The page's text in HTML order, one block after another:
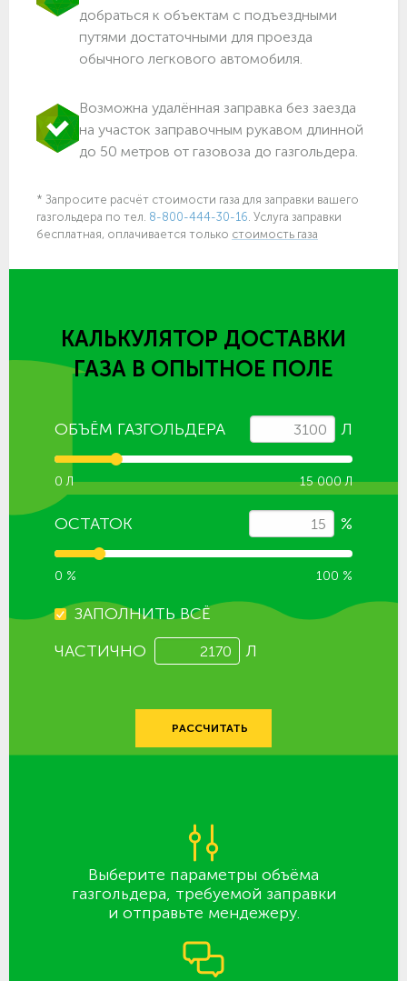
добраться к объектам c подъездными
путями достаточными для проезда
обычного легкового автомобиля.
Возможна удалённая заправка без заезда
на участок заправочным рукавом длинной
до 50 метров от газовоза до газгольдера.
* Запросите расчёт стоимости газа для заправки вашего
газгольдера по тел. 8-800-444-30-16. Услуга заправки
бесплатная, оплачивается только стоимость газа
КАЛЬКУЛЯТОР ДОСТАВКИ
ГАЗА В ОПЫТНОЕ ПОЛЕ
ОБЪЁМ ГАЗГОЛЬДЕРА Л
0 Л 15 000 Л
ОСТАТОК %
0 % 100 %
ЗАПОЛНИТЬ ВСЁ
ЧАСТИЧНО
Л
РАССЧИТАТЬ
Выберите параметры объёма
газгольдера, требуемой заправки
и отправьте мендежеру.